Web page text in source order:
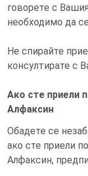
говорете с
необходимо да
Не спирайте
консултирате с
Ако сте приели
Алфаксин
Обадете се
ако сте приели
Алфаксин,